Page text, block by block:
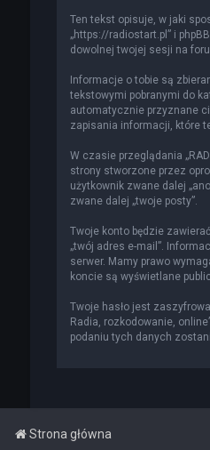
Ten tekst opisuje, w jaki
„https://radiostart.pl” i
dowolnej twojej sesji na
Informacje o tobie są
tekstowymi pobranymi do
automatycznie przyznane
zapisania informacji, które
W czasie przeglądania
strony stworzone przez
użytkownik zwane dalej
zwane dalej „twoje posty”.
Twoje konto będzie
„twój adres e-mail”.
serwer. Mamy prawo
koncie są wyświetlane
Twoje hasło jest
Radia, rozkodowanie,
podaniu tych danych
Strona główna